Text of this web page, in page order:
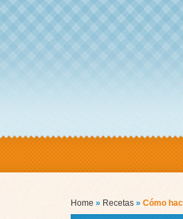
Home » Recetas » Cómo